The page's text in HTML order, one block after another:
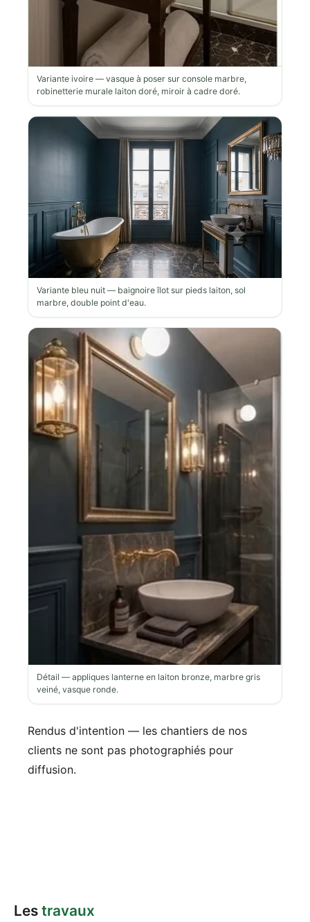
Variante ivoire — vasque à poser sur console marbre,
robinetterie murale laiton doré, miroir à cadre doré.
Variante bleu nuit — baignoire îlot sur pieds laiton, sol
marbre, double point d'eau.
Détail — appliques lanterne en laiton bronze, marbre gris
veiné, vasque ronde.
Rendus d'intention — les chantiers de nos
clients ne sont pas photographiés pour
diffusion.
Les travaux